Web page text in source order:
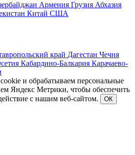
Армения Грузия Абхазия
Китай США
край Дагестан Чечня
Кабардино-Балкария Карачаево-
и обрабатываем персональные
Яндекс Метрики, чтобы обеспечить
с нашим веб-сайтом.
ОК